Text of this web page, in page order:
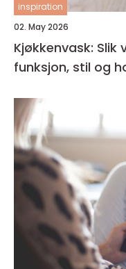
inspiration
02. May 2026
Kjøkkenvask:
funksjon, stil og